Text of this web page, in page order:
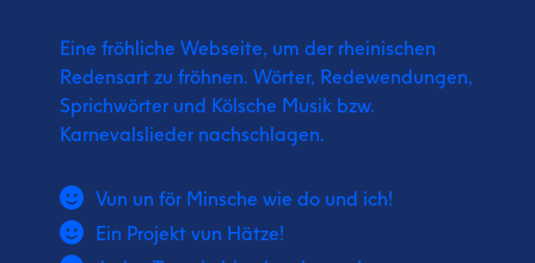
Eine fröhliche Webseite, um der rheinischen
Redensart zu fröhnen. Wörter, Redewendungen,
Sprichwörter und Kölsche Musik bzw.
Karnevalslieder nachschlagen.
Vun un för Minsche wie do und ich!
Ein Projekt vun Hätze!